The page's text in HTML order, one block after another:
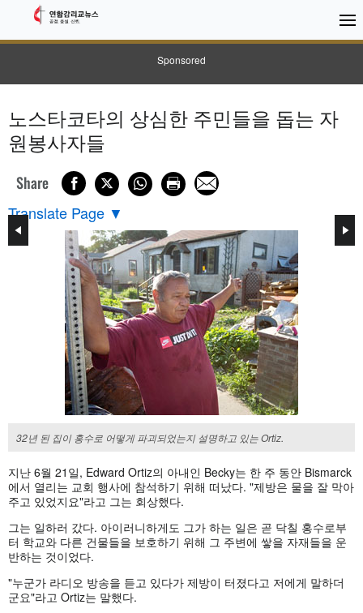
Sponsored
노스타코타의 상심한 주민들을 돕는 자
원봉사자들
Share
Translate Page ▼
32년 된 집이 홍수로 어떻게 파괴되었는지 설명하고 있는 Ortiz.
지난 6월 21일, Edward Ortiz의 아내인 Becky는 한 주 동안 Bismarck
에서 열리는 교회 행사에 참석하기 위해 떠났다. "제방은 물을 잘 막아
주고 있었지요"라고 그는 회상했다.
그는 일하러 갔다. 아이러니하게도 그가 하는 일은 곧 닥칠 홍수로부
터 학교와 다른 건물들을 보호하기 위해 그 주변에 쌓을 자재들을 운
반하는 것이었다.
"누군가 라디오 방송을 듣고 있다가 제방이 터졌다고 저에게 말하더
군요"라고 Ortiz는 말했다.